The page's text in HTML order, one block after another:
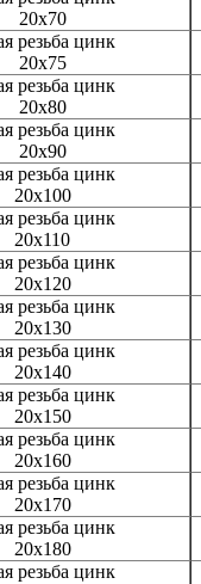
20x70
резьба цинк
20x75
резьба цинк
20x80
резьба цинк
20x90
резьба цинк
20x100
резьба цинк
20x110
резьба цинк
20x120
резьба цинк
20x130
резьба цинк
20x140
резьба цинк
20x150
резьба цинк
20x160
резьба цинк
20x170
резьба цинк
20x180
резьба цинк